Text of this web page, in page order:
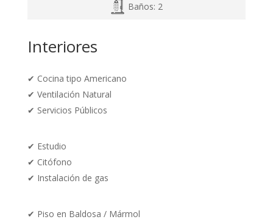
Baños: 2
Interiores
✔ Cocina tipo Americano
✔ Ventilación Natural
✔ Servicios Públicos
✔ Estudio
✔ Citófono
✔ Instalación de gas
✔ Piso en Baldosa / Mármol